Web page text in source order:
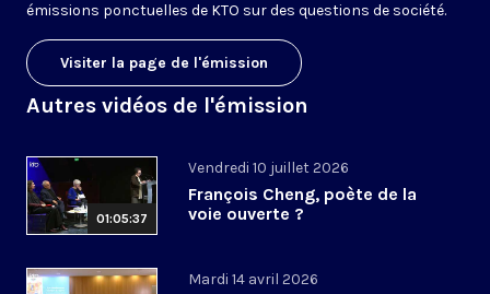
émissions ponctuelles de KTO sur des questions de société.
Visiter la page de l'émission
Autres vidéos de l'émission
01:05:37
Vendredi 10 juillet 2026
François Cheng, poète de la
voie ouverte ?
Mardi 14 avril 2026